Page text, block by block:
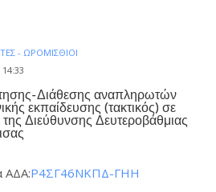
- ΩΡΟΜΊΣΘΙΟΙ
Διάθεσης αναπληρωτών
εκπαίδευσης (τακτικός) σε
Διεύθυνσης Δευτεροβάθμιας
ΑΔΑ:Ρ4ΣΓ46ΝΚΠΔ-ΓΗΗ